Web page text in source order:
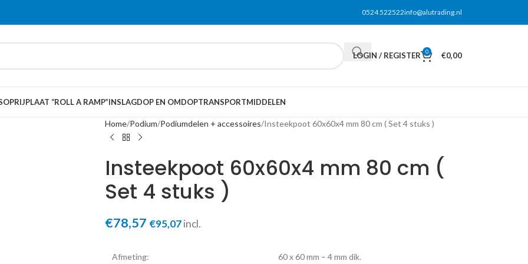
0524 522522info@alutrading.nl
LOGIN / REGISTER 0 €0,00
OPRIJPLAAT “ROLL A RAMP”INSLAGDOP EN OMDOPTRANSPORTMIDDELEN
Home Podium Podiumdelen + accessoires Insteekpoot 60x60x4 mm 80 cm ( Set 4 stuks )
Insteekpoot 60x60x4 mm 80 cm (
Set 4 stuks )
€78,57 €95,07incl.
Afmeting: 60 x 60 mm – 4 mm dik.